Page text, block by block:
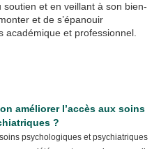
soutien et en veillant à son bien-
et de s’épanouir
académique et professionnel.
améliorer l’accès aux soins
?
psychologiques et psychiatriques